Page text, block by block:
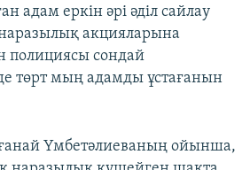
адам еркін әрі әділ сайлау
наразылық акцияларына
полициясы сондай
төрт мың адамды ұстағанын
Үмбетәлиеваның ойынша,